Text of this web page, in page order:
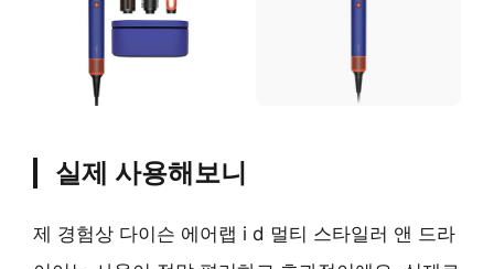
실제 사용해보니
제 경험상 다이슨 에어랩 i d 멀티 스타일러 앤 드라